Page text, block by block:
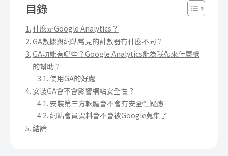
目錄
什麼是Google Analytics？
GA數據與網站常見的計數器有什麼不同？
GA功能有哪些？Google Analytics能為我帶來什麼樣
的幫助？
使用GA的好處
安裝GA會不會影響網站安全性？
安裝第三方軟體會不會有安全性疑慮
網站會員資料會不會被Google蒐集了
結論